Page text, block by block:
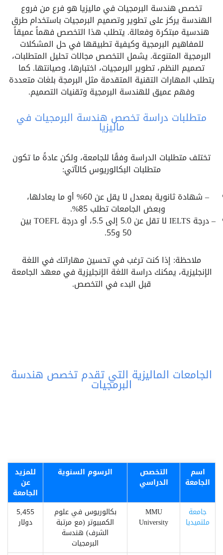
تخصص هندسة البرمجيات في ماليزيا هو فرع من فروع
الهندسة يركز على تطوير وتصميم البرمجيات باستخدام طرق
هندسية مبتكرة وفعالة. يتطلب هذا التخصص فهماً عميقاً
للمفاهيم البرمجية وكيفية تطبيقها في حل المشكلات
البرمجية المتنوعة. يشمل التخصص مجالات تحليل المتطلبات،
تصميم النظم، تطوير البرمجيات، اختبارها، وصيانتها. كما
يتطلب المهارات التقنية المتقدمة مثل البرمجة بلغات متعددة
وفهم عميق للهندسة البرمجية وتقنيات التصميم.
متطلبات دراسة تخصص هندسة البرمجيات في
ماليزيا
تختلف متطلبات الدراسة وفقًا للجامعة، ولكن عادةً ما تكون
متطلبات البكالوريوس كالآتي:
– شهادة ثانوية بمعدل لا يقل عن 60% أو ما يعادلها،
وبعض الجامعات تطلب 85%.
– درجة IELTS لا تقل عن 5.0 إلى 5.5، أو درجة TOEFL بين
50 و55.
ملاحظة: إذا كنت ترغب في تحسين مهاراتك في اللغة
الإنجليزية، يمكنك دراسة اللغة الإنجليزية في معهد الجامعة
قبل البدء في التخصص.
الجامعات الماليزية التي تقدم تخصص هندسة
البرمجيات
اسم
الجامعة
التخصص
الدراسي
الرسوم السنوية للمزيد
عن
الجامعة
جامعة
ملتميديا
MMU
University
بكالوريوس في علوم
الكمبيوتر (مع مرتبة
الشرف) هندسة
البرمجيات
5,455
دولار